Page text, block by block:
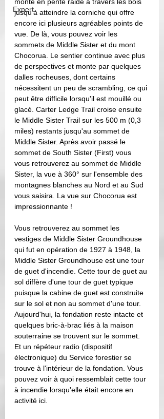
Expert
jusqu'à atteindre la corniche qui offre
encore ici plusieurs agréables points de
vue. De là, vous pouvez voir les
sommets de Middle Sister et du mont
Chocorua. Le sentier continue avec plus
de perspectives et monte par quelques
dalles rocheuses, dont certains
nécessitent un peu de scrambling, ce qui
peut être difficile lorsqu'il est mouillé ou
glacé. Carter Ledge Trail croise ensuite
le Middle Sister Trail sur les 500 m (0,3
miles) restants jusqu'au sommet de
Middle Sister. Après avoir passé le
sommet de South Sister (First) vous
vous retrouverez au sommet de Middle
Sister, la vue à 360° sur l'ensemble des
montagnes blanches au Nord et au Sud
vous saisira. La vue sur Chocorua est
impressionnante !
Vous retrouverez au sommet les
vestiges de Middle Sister Groundhouse
qui fut en opération de 1927 à 1948, la
Middle Sister Groundhouse est une tour
de guet d'incendie. Cette tour de guet au
sol diffère d'une tour de guet typique
puisque la cabine de guet est construite
sur le sol et non au sommet d'une tour.
Aujourd'hui, la fondation reste intacte et
quelques bric-à-brac liés à la maison
souterraine se trouvent sur le sommet.
Et un répéteur radio (dispositif
électronique) du Service forestier se
trouve à l'intérieur de la fondation. Vous
pouvez voir à quoi ressemblait cette tour
à incendie lorsqu'elle était encore en
activité ici.